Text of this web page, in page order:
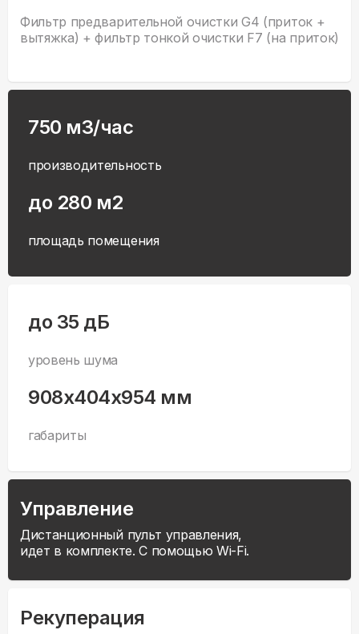
Фильтр предварительной очистки G4 (приток +
вытяжка) + фильтр тонкой очистки F7 (на приток)
750 м3/час
производительность
до 280 м2
площадь помещения
до 35 дБ
уровень шума
908x404x954 мм
габариты
Управление
Дистанционный пульт управления,
идет в комплекте. С помощью Wi-Fi.
Рекуперация